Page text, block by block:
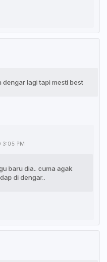
dengar lagi tapi mesti best
3:05 PM
baru dia.. cuma agak
di dengar..